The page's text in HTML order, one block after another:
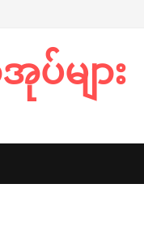
ပ်များ